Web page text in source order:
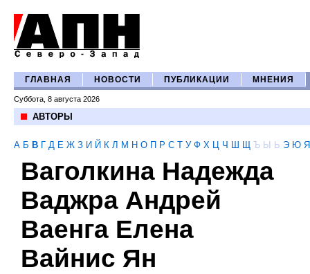
ГЛАВНАЯ НОВОСТИ ПУБЛИКАЦИИ МНЕНИЯ
Суббота, 8 августа 2026
АВТОРЫ
А Б В Г Д Е Ж З И Й К Л М Н О П Р С Т У Ф Х Ц Ч Ш Щ Ъ Ы Ь Э Ю Я
Ваголкина Надежда
Ваджра Андрей
Ваенга Елена
Вайнис Ян